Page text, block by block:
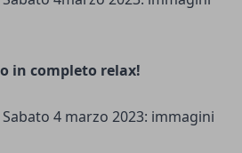
in completo relax!